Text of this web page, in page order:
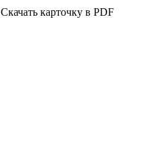
Скачать карточку в PDF